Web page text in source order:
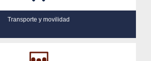
Transporte y movilidad